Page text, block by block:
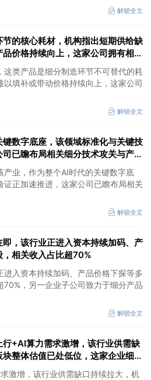
解锁全文
节的核心耗材，机构指出短期供给缺
价格持续向上，这家公司拥有相关
类产品是细分制造环节不可替代的耗
填补或带动价格持续向上，这家公司
解锁全文
键数字底座，该领域标准化与关键技
已瞻布局相关细分技术攻关与产品
产业，作为整个AI时代的关键数字底
证正加速推进，这家公司已瞻布局相关
解锁全文
即，该行业正进入资本持续加码、产
相关收入占比超70%
入资本持续加码、产品价格下探等多
，另一企业子公司致力于细分产品
解锁全文
行+AI算力需求激增，该行业供需缺
整体估值已处低位，这家企业细分
激增，该行业供需缺口持续拉大，机